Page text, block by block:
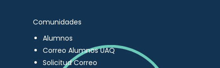
Comunidades
Alumnos
Correo Alumnos UAQ
Solicitud Correo